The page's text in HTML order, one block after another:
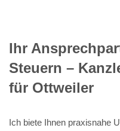
Ihr
Steuern –
für Ottweiler
Ich biete Ihnen praxisnahe